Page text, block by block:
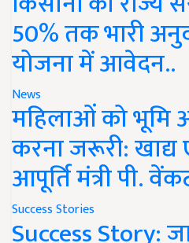
50% तक भारी
योजना में आवेदन..
News
महिलाओं को भूमि
करना जरूरी: खाद्य
आपूर्ति मंत्री पी.
Success Stories
Success Story: